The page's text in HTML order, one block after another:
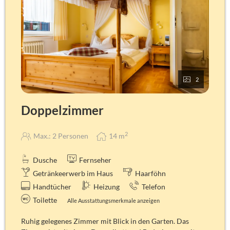
Badausstattung
WC, Dusche, Waschbecken, Hotel-Föhn, Hair- und
Bodyshampoo, Kosmetiktücher, Hygienebag, Handtuch,
Duschtuch, Bademantel (auf Anfrage).
Je nach Zimmer kann die Ausstattung leicht abweichen!
2
Doppelzimmer
Max.: 2 Personen 14 m2
Dusche
Fernseher
Getränkeerwerb im Haus
Haarföhn
Handtücher
Heizung
Telefon
Toilette
Alle Ausstattungsmerkmale anzeigen
Ruhig gelegenes Zimmer mit Blick in den Garten. Das